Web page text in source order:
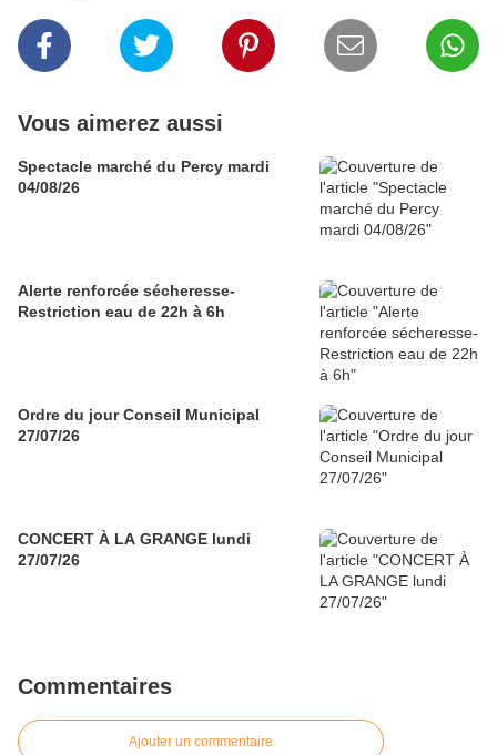
Vous aimerez aussi
Spectacle marché du Percy mardi
04/08/26
Alerte renforcée sécheresse-
Restriction eau de 22h à 6h
Ordre du jour Conseil Municipal
27/07/26
CONCERT À LA GRANGE lundi
27/07/26
Commentaires
Ajouter un commentaire